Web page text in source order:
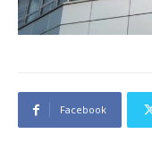
Facebook